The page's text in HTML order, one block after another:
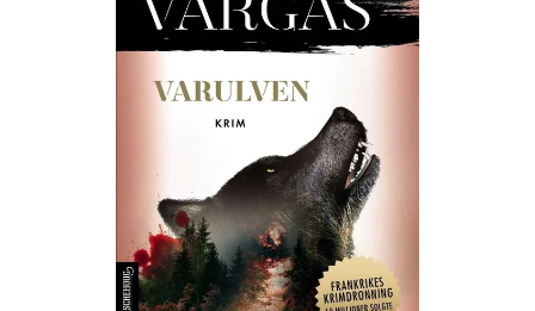
Hypopressiv trening
The Housemaid